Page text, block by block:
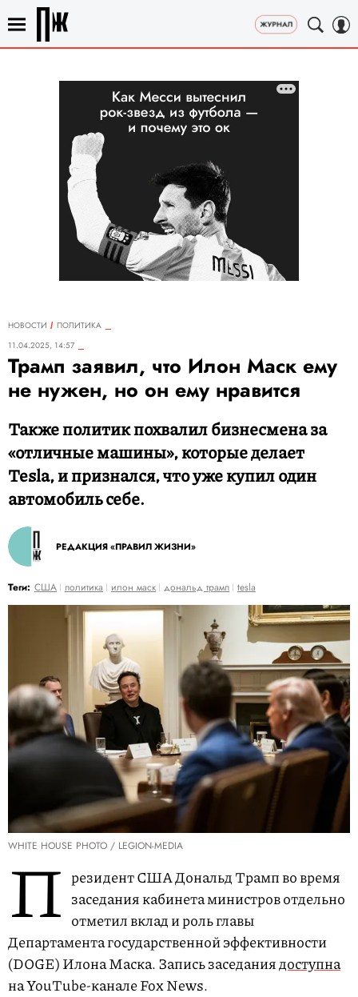
НОВОСТИ
ПОЛИТИКА
11.04.2025, 14:57
Трамп заявил, что Илон Маск ему
не нужен, но он ему нравится
Также политик похвалил бизнесмена за
«отличные машины», которые делает
Tesla, и признался, что уже купил один
автомобиль себе.
РЕДАКЦИЯ «ПРАВИЛ ЖИЗНИ»
Теги: США политика илон маск дональд трамп tesla
WHITE HOUSE PHOTO / LEGION-MEDIA
П резидент США Дональд Трамп во время
заседания кабинета министров отдельно
отметил вклад и роль главы
Департамента государственной эффективности
(DOGE) Илона Маска. Запись заседаниядоступна
на YouTube-канале Fox News.